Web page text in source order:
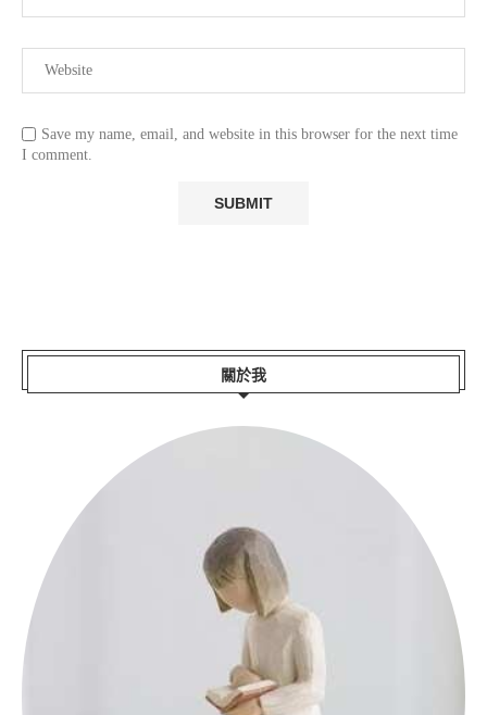
Save my name, email, and website in this browser for the next time
I comment.
關於我